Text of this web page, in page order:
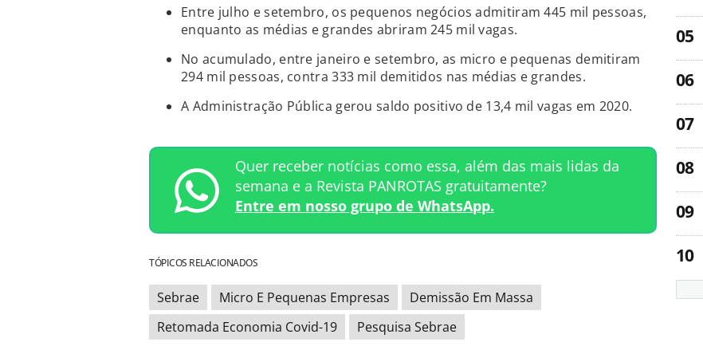
Entre julho e setembro, os pequenos negócios admitiram 445 mil pessoas,
enquanto as médias e grandes abriram 245 mil vagas.
No acumulado, entre janeiro e setembro, as micro e pequenas demitiram
294 mil pessoas, contra 333 mil demitidos nas médias e grandes.
A Administração Pública gerou saldo positivo de 13,4 mil vagas em 2020.
Quer receber notícias como essa, além das mais lidas da
semana e a Revista PANROTAS gratuitamente?
Entre em nosso grupo de WhatsApp.
TÓPICOS RELACIONADOS
Sebrae Micro E Pequenas Empresas
Demissão Em Massa
Retomada Economia Covid-19
Pesquisa Sebrae